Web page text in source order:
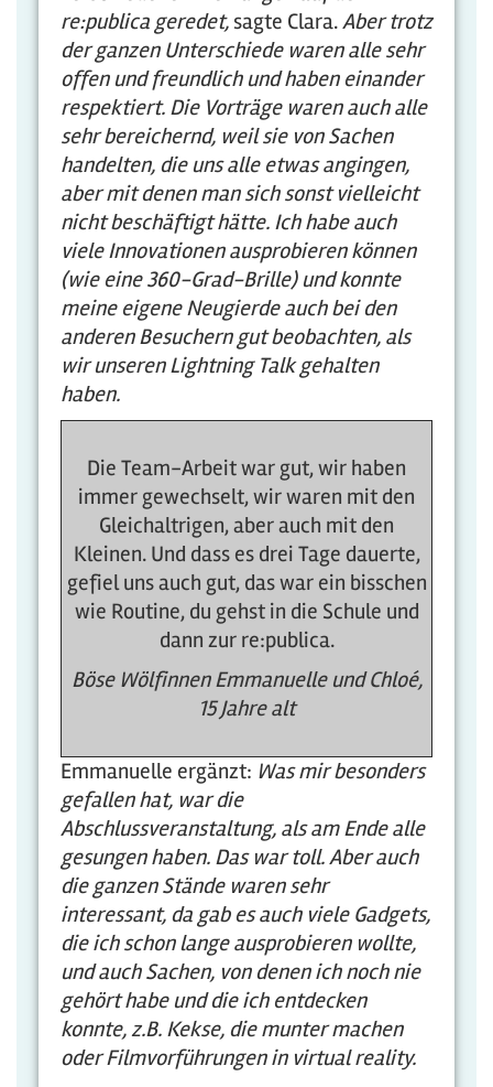
re:publica geredet, sagte Clara.Aber trotz
der ganzen Unterschiede waren alle sehr
offen und freundlich und haben einander
respektiert. Die Vorträge waren auch alle
sehr bereichernd, weil sie von Sachen
handelten, die uns alle etwas angingen,
aber mit denen man sich sonst vielleicht
nicht beschäftigt hätte. Ich habe auch
viele Innovationen ausprobieren können
(wie eine 360-Grad-Brille) und konnte
meine eigene Neugierde auch bei den
anderen Besuchern gut beobachten, als
wir unseren Lightning Talk gehalten
haben.
Die Team-Arbeit war gut, wir haben
immer gewechselt, wir waren mit den
Gleichaltrigen, aber auch mit den
Kleinen. Und dass es drei Tage dauerte,
gefiel uns auch gut, das war ein bisschen
wie Routine, du gehst in die Schule und
dann zur re:publica.
Böse Wölfinnen Emmanuelle und Chloé,
15 Jahre alt
Emmanuelle ergänzt: Was mir besonders
gefallen hat, war die
Abschlussveranstaltung, als am Ende alle
gesungen haben. Das war toll. Aber auch
die ganzen Stände waren sehr
interessant, da gab es auch viele Gadgets,
die ich schon lange ausprobieren wollte,
und auch Sachen, von denen ich noch nie
gehört habe und die ich entdecken
konnte, z.B. Kekse, die munter machen
oder Filmvorführungen in virtual reality.